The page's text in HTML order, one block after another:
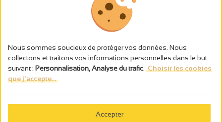
L’abus d’alcool est dangereux pour la santé, à consommer avec
Nous sommes soucieux de protéger vos données. Nous
collectons et traitons vos informations personnelles dans le but
suivant : Personnalisation, Analyse du trafic Choisir les cookies
que j'accepte...
Accepter